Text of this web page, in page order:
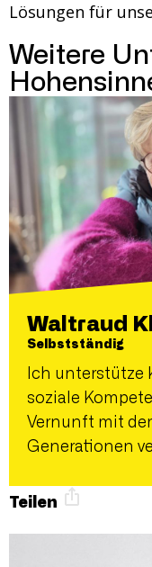
Lösungen für
Weitere
Waltraud
Selbstständig
Ich unterstütze
soziale
Vernunft mit
Generationen
Teilen